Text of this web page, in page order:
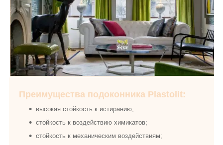
Преимущества подоконника Plastolit:
высокая стойкость к истиранию;
стойкость к воздействию химикатов;
стойкость к механическим воздействиям;